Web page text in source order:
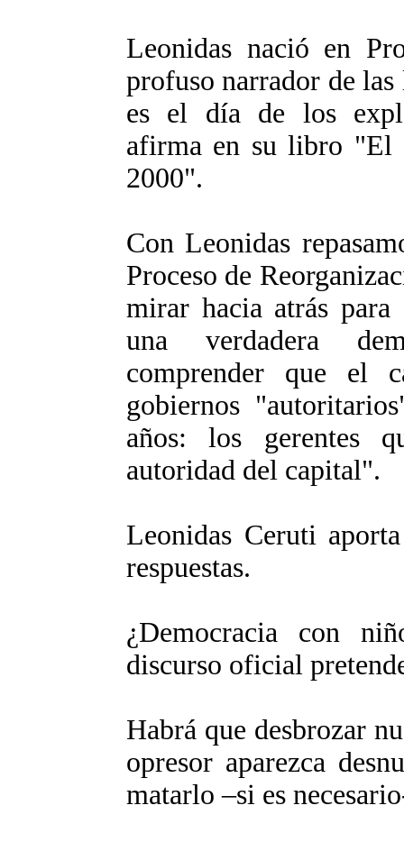
Leonidas nació en
profuso narrador de
es el día de los
afirma en su libro "El
2000".
Con Leonidas
Proceso de
mirar hacia atrás
una verdadera
comprender que el
gobiernos
años: los gerentes
autoridad del capital".
Leonidas Ceruti
respuestas.
¿Democracia con
discurso oficial
Habrá que desbrozar
opresor aparezca
matarlo –si es